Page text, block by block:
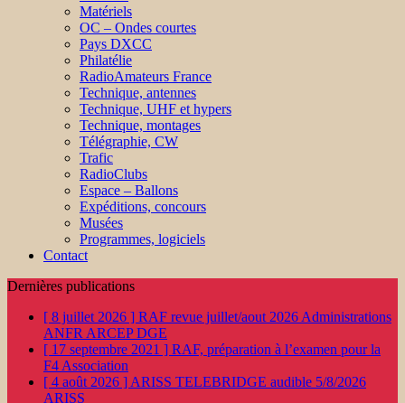
Matériels
OC – Ondes courtes
Pays DXCC
Philatélie
RadioAmateurs France
Technique, antennes
Technique, UHF et hypers
Technique, montages
Télégraphie, CW
Trafic
RadioClubs
Espace – Ballons
Expéditions, concours
Musées
Programmes, logiciels
Contact
Dernières publications
[ 8 juillet 2026 ] RAF revue juillet/aout 2026 Administrations
ANFR ARCEP DGE
[ 17 septembre 2021 ] RAF, préparation à l’examen pour la
F4 Association
[ 4 août 2026 ] ARISS TELEBRIDGE audible 5/8/2026
ARISS